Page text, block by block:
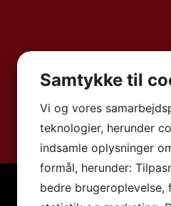
Samtykke til
Vi og vores
teknologier, herunder
indsamle oplysninger
formål, herunder:
bedre brugeroplevelse,